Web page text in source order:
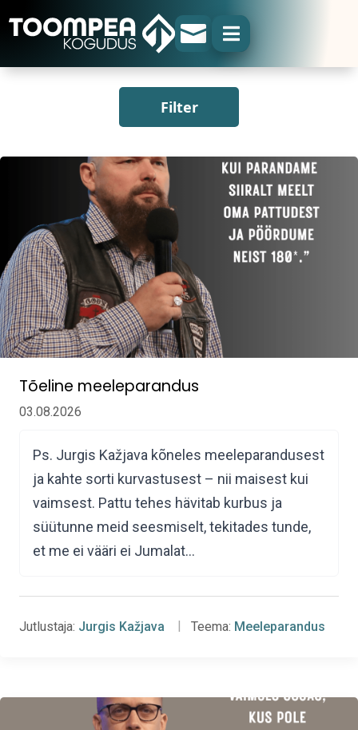
 
Filter
Tõeline meeleparandus
03.08.2026
Ps. Jurgis Kažjava kõneles meeleparandusest
ja kahte sorti kurvastusest – nii maisest kui
vaimsest. Pattu tehes hävitab kurbus ja
süütunne meid seesmiselt, tekitades tunde,
et me ei vääri ei Jumalat…
Jutlustaja: Jurgis Kažjava Teema: Meeleparandus